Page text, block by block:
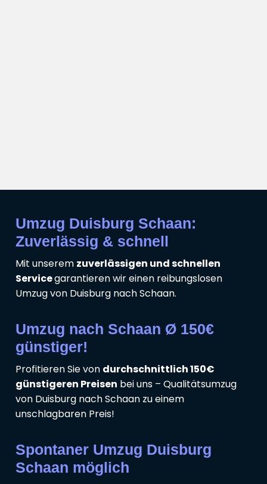
Umzug Duisburg Schaan:
Zuverlässig & schnell
Mit unserem zuverlässigen und schnellen
Servicegarantieren wir einen reibungslosen
Umzug von Duisburg nach Schaan.
Umzug nach Schaan Ø 150€
günstiger!
Profitieren Sie von durchschnittlich 150€
günstigeren Preisen bei uns – Qualitätsumzug
von Duisburg nach Schaan zu einem
unschlagbaren Preis!
Spontaner Umzug Duisburg
Schaan möglich